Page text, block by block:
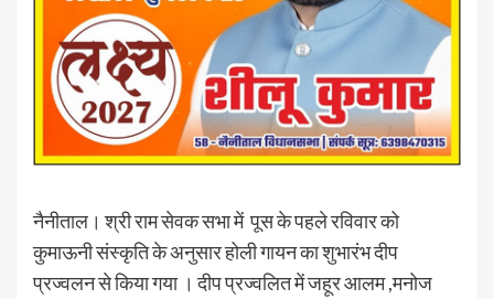
नैनीताल। श्री राम सेवक सभा में पूस के पहले रविवार को
कुमाऊनी संस्कृति के अनुसार होली गायन का शुभारंभ दीप
प्रज्वलन से किया गया । दीप प्रज्वलित में जहूर आलम ,मनोज